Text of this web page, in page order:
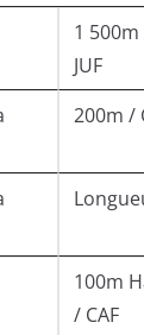
1 500m
JUF
200m /
100m
/ CAF